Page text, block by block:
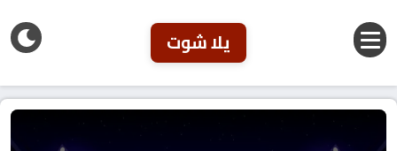
يلا شوت